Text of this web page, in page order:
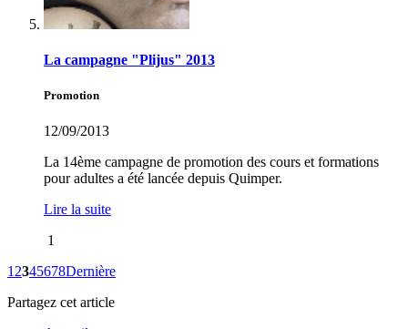
La campagne "Plijus" 2013
Promotion
12/09/2013
La 14ème campagne de promotion des cours et formations
pour adultes a été lancée depuis Quimper.
Lire la suite
1
12345678Dernière
Partagez cet article